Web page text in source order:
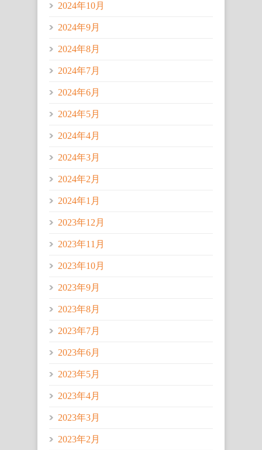
2024年10月
2024年9月
2024年8月
2024年7月
2024年6月
2024年5月
2024年4月
2024年3月
2024年2月
2024年1月
2023年12月
2023年11月
2023年10月
2023年9月
2023年8月
2023年7月
2023年6月
2023年5月
2023年4月
2023年3月
2023年2月